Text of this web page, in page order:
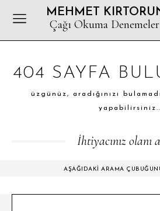
MEHMET
Çağı Okuma
404 SAYFA
üzgünüz, aradığınızı
İhtiyacınız olanı
AŞAĞIDAKI ARAMA